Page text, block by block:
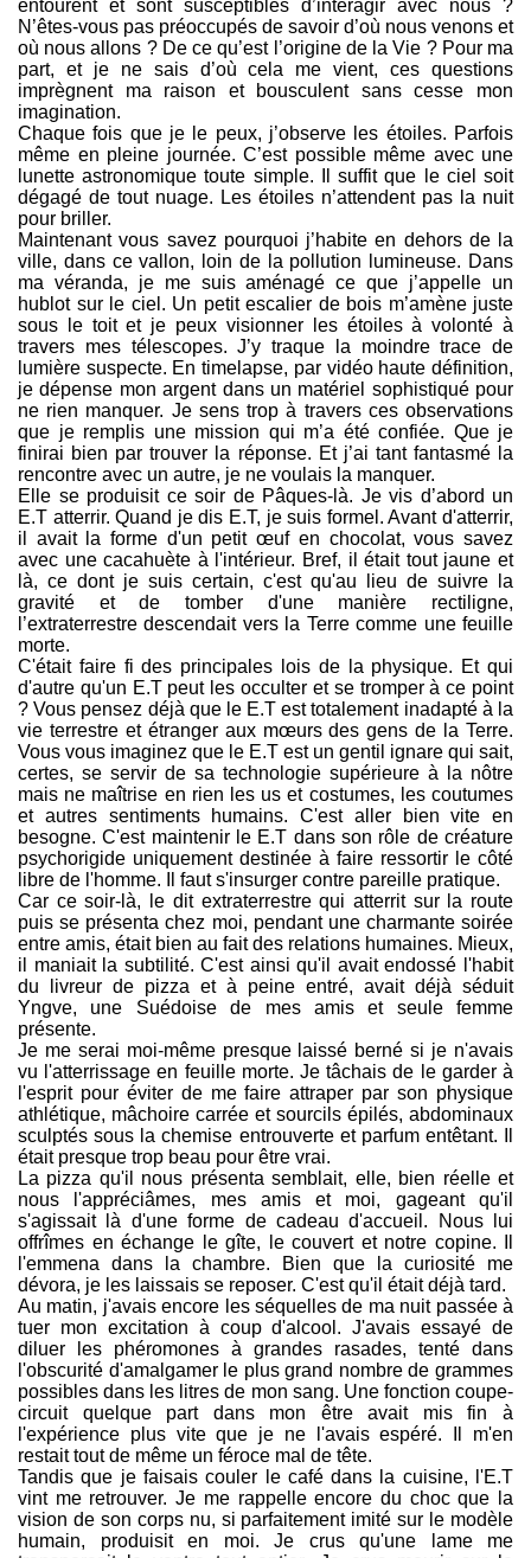
entourent et sont susceptibles d’interagir avec nous ?
N’êtes-vous pas préoccupés de savoir d’où nous venons et
où nous allons ? De ce qu’est l’origine de la Vie ? Pour ma
part, et je ne sais d’où cela me vient, ces questions
imprègnent ma raison et bousculent sans cesse mon
imagination.
Chaque fois que je le peux, j’observe les étoiles. Parfois
même en pleine journée. C’est possible même avec une
lunette astronomique toute simple. Il suffit que le ciel soit
dégagé de tout nuage. Les étoiles n’attendent pas la nuit
pour briller.
Maintenant vous savez pourquoi j’habite en dehors de la
ville, dans ce vallon, loin de la pollution lumineuse. Dans
ma véranda, je me suis aménagé ce que j’appelle un
hublot sur le ciel. Un petit escalier de bois m’amène juste
sous le toit et je peux visionner les étoiles à volonté à
travers mes télescopes. J’y traque la moindre trace de
lumière suspecte. En timelapse, par vidéo haute définition,
je dépense mon argent dans un matériel sophistiqué pour
ne rien manquer. Je sens trop à travers ces observations
que je remplis une mission qui m’a été confiée. Que je
finirai bien par trouver la réponse. Et j’ai tant fantasmé la
rencontre avec un autre, je ne voulais la manquer.
Elle se produisit ce soir de Pâques-là. Je vis d’abord un
E.T atterrir. Quand je dis E.T, je suis formel. Avant d'atterrir,
il avait la forme d'un petit œuf en chocolat, vous savez
avec une cacahuète à l'intérieur. Bref, il était tout jaune et
là, ce dont je suis certain, c'est qu'au lieu de suivre la
gravité et de tomber d'une manière rectiligne,
l’extraterrestre descendait vers la Terre comme une feuille
morte.
C'était faire fi des principales lois de la physique. Et qui
d'autre qu'un E.T peut les occulter et se tromper à ce point
? Vous pensez déjà que le E.T est totalement inadapté à la
vie terrestre et étranger aux mœurs des gens de la Terre.
Vous vous imaginez que le E.T est un gentil ignare qui sait,
certes, se servir de sa technologie supérieure à la nôtre
mais ne maîtrise en rien les us et costumes, les coutumes
et autres sentiments humains. C'est aller bien vite en
besogne. C'est maintenir le E.T dans son rôle de créature
psychorigide uniquement destinée à faire ressortir le côté
libre de l'homme. Il faut s'insurger contre pareille pratique.
Car ce soir-là, le dit extraterrestre qui atterrit sur la route
puis se présenta chez moi, pendant une charmante soirée
entre amis, était bien au fait des relations humaines. Mieux,
il maniait la subtilité. C'est ainsi qu'il avait endossé l'habit
du livreur de pizza et à peine entré, avait déjà séduit
Yngve, une Suédoise de mes amis et seule femme
présente.
Je me serai moi-même presque laissé berné si je n'avais
vu l'atterrissage en feuille morte. Je tâchais de le garder à
l'esprit pour éviter de me faire attraper par son physique
athlétique, mâchoire carrée et sourcils épilés, abdominaux
sculptés sous la chemise entrouverte et parfum entêtant. Il
était presque trop beau pour être vrai.
La pizza qu'il nous présenta semblait, elle, bien réelle et
nous l'appréciâmes, mes amis et moi, gageant qu'il
s'agissait là d'une forme de cadeau d'accueil. Nous lui
offrîmes en échange le gîte, le couvert et notre copine. Il
l'emmena dans la chambre. Bien que la curiosité me
dévora, je les laissais se reposer. C'est qu'il était déjà tard.
Au matin, j'avais encore les séquelles de ma nuit passée à
tuer mon excitation à coup d'alcool. J'avais essayé de
diluer les phéromones à grandes rasades, tenté dans
l'obscurité d'amalgamer le plus grand nombre de grammes
possibles dans les litres de mon sang. Une fonction coupe-
circuit quelque part dans mon être avait mis fin à
l'expérience plus vite que je ne l'avais espéré. Il m'en
restait tout de même un féroce mal de tête.
Tandis que je faisais couler le café dans la cuisine, l'E.T
vint me retrouver. Je me rappelle encore du choc que la
vision de son corps nu, si parfaitement imité sur le modèle
humain, produisit en moi. Je crus qu'une lame me